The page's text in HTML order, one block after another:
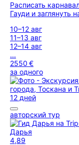
Расписать
Гауди и заглянуть
10–12 авг
11–13 авг
12–14 авг
...
2550 €
за одного
12 дней
авторский тур
Дарья
4,89